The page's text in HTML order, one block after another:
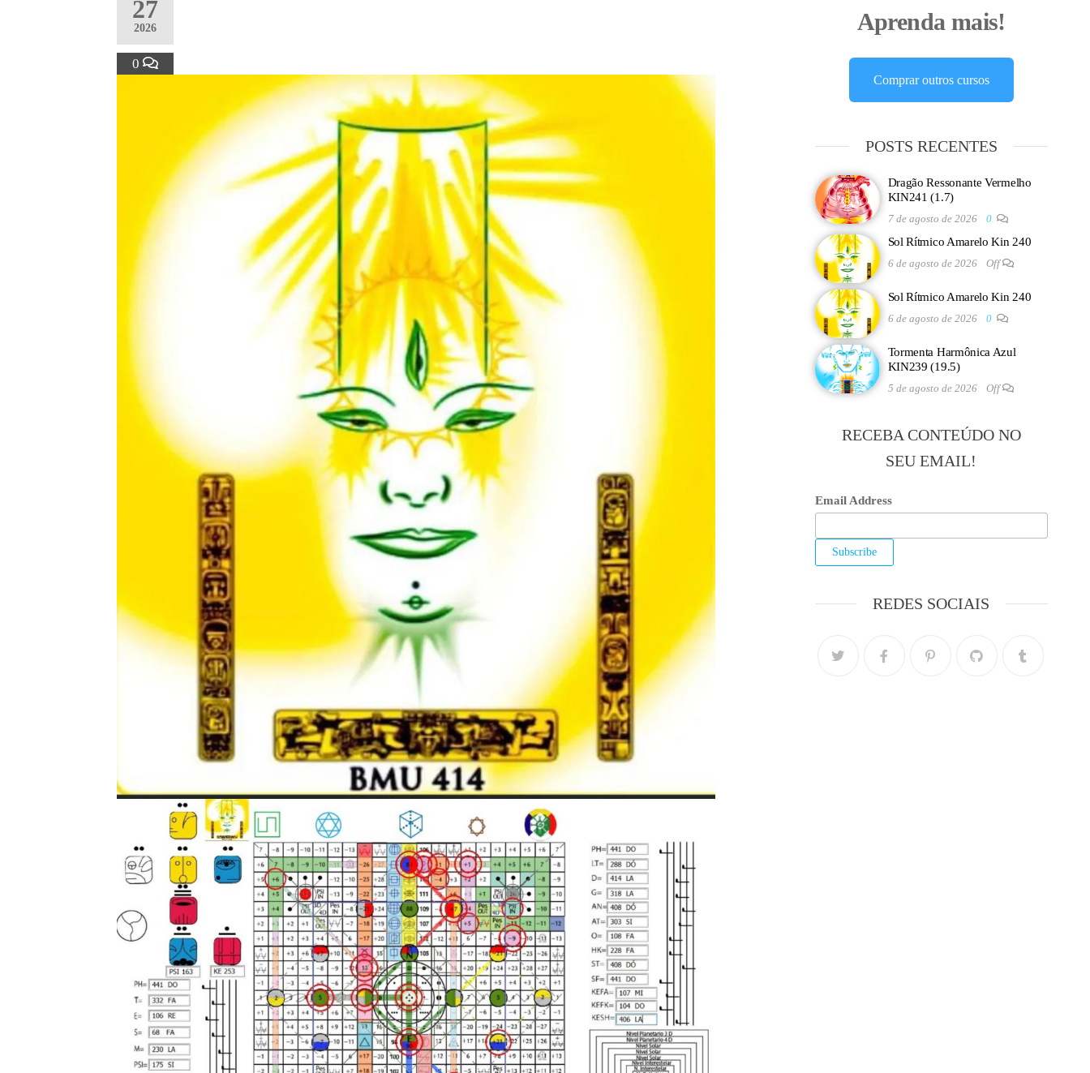
27
2026
0
Aprenda mais!
Comprar outros cursos
POSTS RECENTES
Dragão Ressonante Vermelho
KIN241 (1.7)
7 de agosto de 2026 0
Sol Rítmico Amarelo Kin 240
6 de agosto de 2026 Off
Sol Rítmico Amarelo Kin 240
6 de agosto de 2026 0
Tormenta Harmônica Azul
KIN239 (19.5)
5 de agosto de 2026 Off
RECEBA CONTEÚDO NO
SEU EMAIL!
Email Address
REDES SOCIAIS